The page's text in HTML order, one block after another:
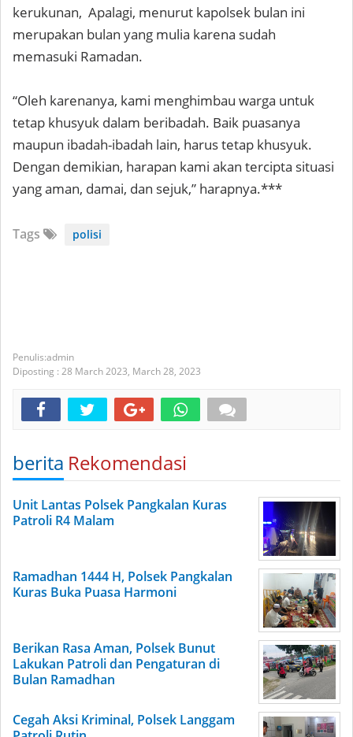
kerukunan, Apalagi, menurut kapolsek bulan ini
merupakan bulan yang mulia karena sudah
memasuki Ramadan.
“Oleh karenanya, kami menghimbau warga untuk
tetap khusyuk dalam beribadah. Baik puasanya
maupun ibadah-ibadah lain, harus tetap khusyuk.
Dengan demikian, harapan kami akan tercipta situasi
yang aman, damai, dan sejuk,” harapnya.***
Tags polisi
admin
Diposting : 28 March 2023, March 28, 2023
berita Rekomendasi
Unit Lantas Polsek Pangkalan Kuras
Patroli R4 Malam
Ramadhan 1444 H, Polsek Pangkalan
Kuras Buka Puasa Harmoni
Berikan Rasa Aman, Polsek Bunut
Lakukan Patroli dan Pengaturan di
Bulan Ramadhan
Cegah Aksi Kriminal, Polsek Langgam